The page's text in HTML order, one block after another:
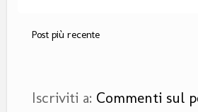
Post più recente
Iscriviti a: Commenti sul